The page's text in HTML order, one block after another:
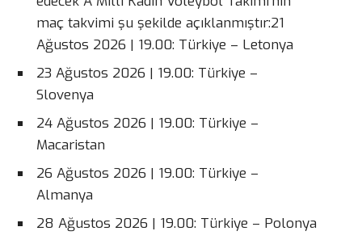
maç takvimi şu şekilde açıklanmıştır:21
Ağustos 2026 | 19.00: Türkiye – Letonya
23 Ağustos 2026 | 19.00: Türkiye –
Slovenya
24 Ağustos 2026 | 19.00: Türkiye –
Macaristan
26 Ağustos 2026 | 19.00: Türkiye –
Almanya
28 Ağustos 2026 | 19.00: Türkiye – Polonya